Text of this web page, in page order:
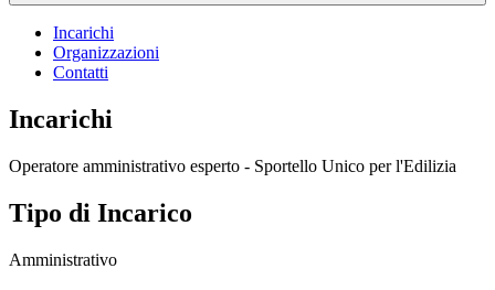
Incarichi
Organizzazioni
Contatti
Incarichi
Operatore amministrativo esperto - Sportello Unico per l'Edilizia
Tipo di Incarico
Amministrativo